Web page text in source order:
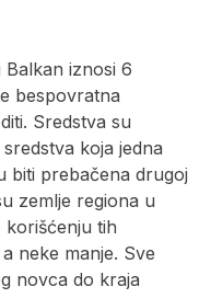
Balkan iznosi 6
bespovratna
Sredstva su
koja jedna
biti prebačena drugoj
zemlje regiona u
korišćenju tih
neke manje. Sve
novca do kraja